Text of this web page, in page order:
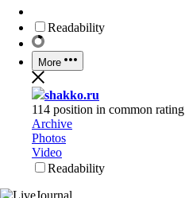
Readability
More
shakko.ru
114 position in common rating
Archive
Photos
Video
Readability